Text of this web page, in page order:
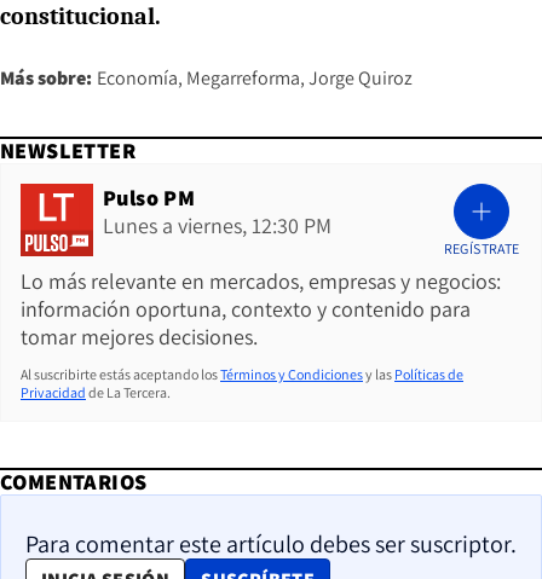
constitucional.
Más sobre: Economía Megarreforma Jorge Quiroz
NEWSLETTER
Pulso PM
Lunes a viernes, 12:30 PM
Lo más relevante en mercados, empresas y negocios:
información oportuna, contexto y contenido para
tomar mejores decisiones.
REGÍSTRATE
Al suscribirte estás aceptando losTérminos y Condicionesy las Políticas de
Privacidad de La Tercera.
COMENTARIOS
Para comentar este artículo debes ser suscriptor.